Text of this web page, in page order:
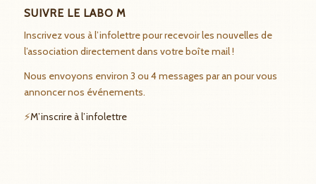
SUIVRE LE LABO M
Inscrivez vous à l’infolettre pour recevoir les nouvelles de
l’association directement dans votre boîte mail !
Nous envoyons environ 3 ou 4 messages par an pour vous
annoncer nos événements.
⚡M’inscrire à l’infolettre